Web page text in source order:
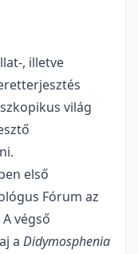
, illetve
világ
első
Fórum az
végső
a Didymosphenia